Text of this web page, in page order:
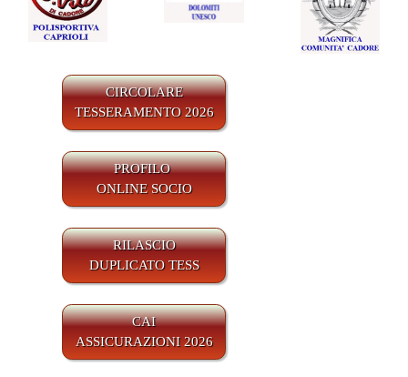
CIRCOLARE
TESSERAMENTO 2026
PROFILO
ONLINE SOCIO
RILASCIO
DUPLICATO TESS
CAI
ASSICURAZIONI 2026